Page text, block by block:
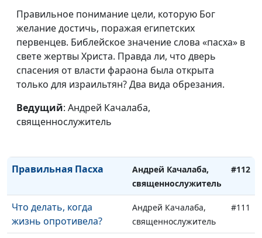
Правильное понимание цели, которую Бог
желание достичь, поражая египетских
первенцев. Библейское значение слова «пасха» в
свете жертвы Христа. Правда ли, что дверь
спасения от власти фараона была открыта
только для израильтян? Два вида обрезания.
Ведущий: Андрей Качалаба,
священнослужитель
Когда кажется, что
выхода нет
Андрей Качалаба,
священнослужитель
Когда ты ни кому не
нужен
Андрей Качалаба,
священнослужитель
Чистые руки. Грязная
душа
Андрей Качалаба,
священнослужитель
Не спеши, но не
Правильная Пасха
Андрей Качалаба,
священнослужитель
#112
Что делать, когда
жизнь опротивела?
Андрей Качалаба,
священнослужитель
#111